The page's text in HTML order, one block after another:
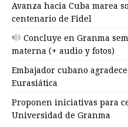
Avanza hacia Cuba marea
centenario de Fidel
Concluye en Granma
materna (+ audio y fotos)
Embajador cubano
Eurasiática
Proponen iniciativas para
Universidad de Granma